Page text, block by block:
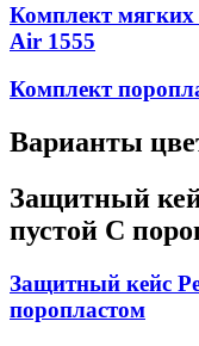
Комплект мягких
Air 1555
Комплект
Варианты
Защитный
пустой С
Защитный кейс
поропластом